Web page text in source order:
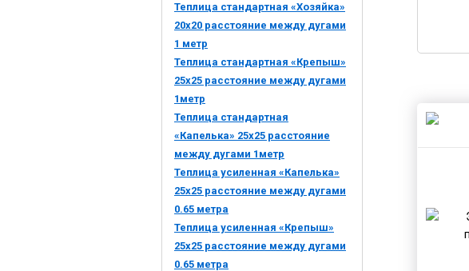
Теплица стандартная «Хозяйка»
20х20 расстояние между дугами
1 метр
Теплица стандартная «Крепыш»
25х25 расстояние между дугами
1метр
Теплица стандартная
«Капелька» 25х25 расстояние
между дугами 1метр
Теплица усиленная «Капелька»
25х25 расстояние между дугами
0.65 метра
Теплица усиленная «Крепыш»
25х25 расстояние между дугами
0.65 метра